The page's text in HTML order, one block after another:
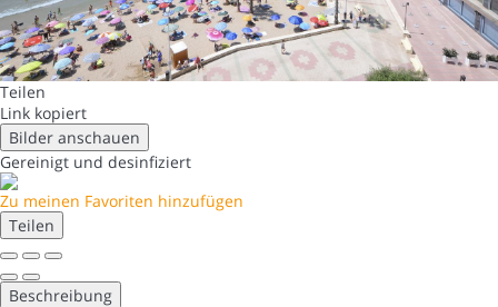
Teilen
Link kopiert
Bilder anschauen
Gereinigt und desinfiziert
Zu meinen Favoriten hinzufügen
Teilen
Beschreibung